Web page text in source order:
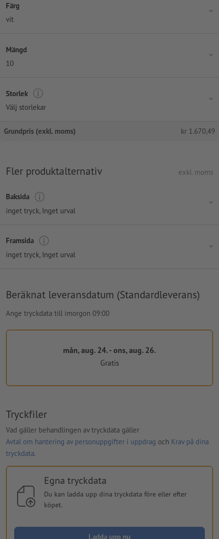
Färg
vit
Mängd
10
Storlek
Välj storlekar
Grundpris (exkl. moms) kr 1.670,49
Fler produktalternativ exkl. moms
Baksida
inget tryck, Inget urval
Framsida
inget tryck, Inget urval
Beräknat leveransdatum (Standardleverans)
Ange tryckdata till imorgon 09:00
mån, aug. 24. - ons, aug. 26.
Gratis
Tryckfiler
Vad gäller behandlingen av tryckdata gäller
Avtal om hantering av personuppgifter i uppdrag och Krav på dina
tryckdata.
Egna tryckdata
Du kan ladda upp dina tryckdata före eller efter
köpet.
Ladda upp nu